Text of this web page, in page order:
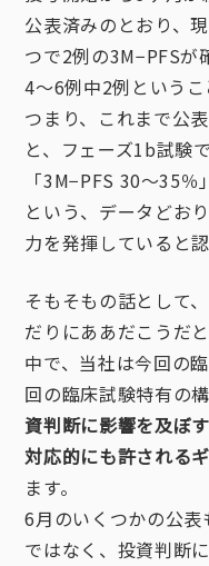
公表済みのとおり、
つで2例の3M−PFSが
4〜6例中2例というこ
つまり、これまで公
と、フェーズ1b試験
「3M−PFS 30〜35％」
という、データどお
力を発揮していると
そもそもの話として
だりにああだこうだ
中で、当社は今回の
回の臨床試験特有の
資判断に影響を及ぼ
対応的にも許される
ます。
6月のいくつかの公
ではなく、投資判断